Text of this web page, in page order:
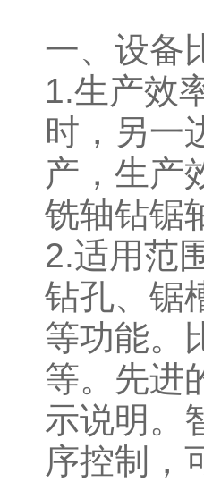
一、设备
1.生产效
时，另一
产，生产
铣轴钻锯
2.适用范
钻孔、锯
等功能。
等。先进
示说明。
序控制，